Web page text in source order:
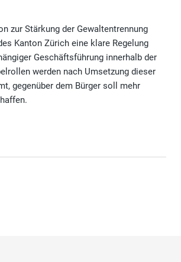
zur Stärkung der Gewaltentrennung
Kanton Zürich eine klare Regelung
Geschäftsführung innerhalb der
werden nach Umsetzung dieser
gegenüber dem Bürger soll mehr